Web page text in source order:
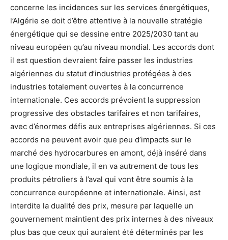
concerne les incidences sur les services énergétiques,
l’Algérie se doit d’être attentive à la nouvelle stratégie
énergétique qui se dessine entre 2025/2030 tant au
niveau européen qu’au niveau mondial. Les accords dont
il est question devraient faire passer les industries
algériennes du statut d’industries protégées à des
industries totalement ouvertes à la concurrence
internationale. Ces accords prévoient la suppression
progressive des obstacles tarifaires et non tarifaires,
avec d’énormes défis aux entreprises algériennes. Si ces
accords ne peuvent avoir que peu d’impacts sur le
marché des hydrocarbures en amont, déjà inséré dans
une logique mondiale, il en va autrement de tous les
produits pétroliers à l’aval qui vont être soumis à la
concurrence européenne et internationale. Ainsi, est
interdite la dualité des prix, mesure par laquelle un
gouvernement maintient des prix internes à des niveaux
plus bas que ceux qui auraient été déterminés par les